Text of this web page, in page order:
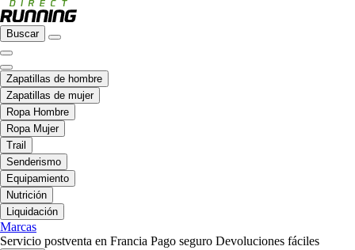
Buscar
Zapatillas de hombre
Zapatillas de mujer
Ropa Hombre
Ropa Mujer
Trail
Senderismo
Equipamiento
Nutrición
Liquidación
Marcas
Servicio postventa en Francia Pago seguro Devoluciones fáciles